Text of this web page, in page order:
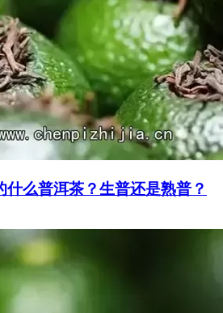
什么普洱茶？生普还是熟普？